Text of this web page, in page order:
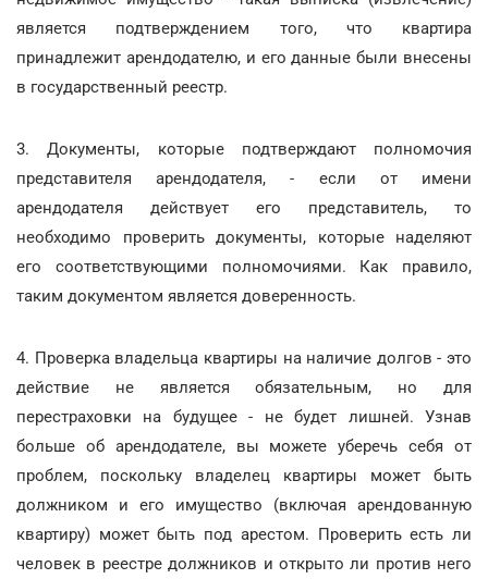
является подтверждением того, что квартира
принадлежит арендодателю, и его данные были внесены
в государственный реестр.
3. Документы, которые подтверждают полномочия
представителя арендодателя, - если от имени
арендодателя действует его представитель, то
необходимо проверить документы, которые наделяют
его соответствующими полномочиями. Как правило,
таким документом является доверенность.
4. Проверка владельца квартиры на наличие долгов - это
действие не является обязательным, но для
перестраховки на будущее - не будет лишней. Узнав
больше об арендодателе, вы можете уберечь себя от
проблем, поскольку владелец квартиры может быть
должником и его имущество (включая арендованную
квартиру) может быть под арестом. Проверить есть ли
человек в реестре должников и открыто ли против него